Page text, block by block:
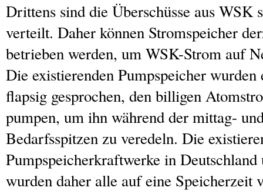
Drittens sind die Überschüsse aus WSK
verteilt. Daher können Stromspeicher
betrieben werden, um WSK-Strom auf
Die existierenden Pumpspeicher
flapsig gesprochen, den billigen
pumpen, um ihn während der mittag-
Bedarfsspitzen zu veredeln. Die
Pumpspeicherkraftwerke in
wurden daher alle auf eine Speicherzeit